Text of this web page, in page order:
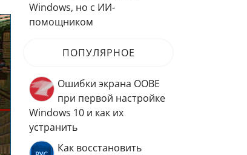
Windows, но с ИИ-
помощником
ПОПУЛЯРНОЕ
Ошибки экрана OOBE
при первой настройке
Windows 10 и как их
устранить
Как восстановить